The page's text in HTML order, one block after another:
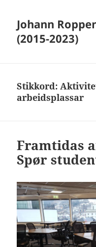
Johann
(2015-2023)
Stikkord:
arbeidsplassar
Framtidas
Spør